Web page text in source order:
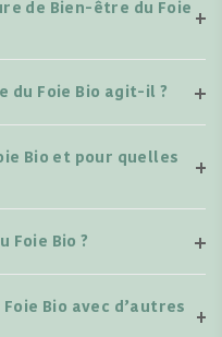
de Bien-être du Foie
du Foie Bio agit-il ?
Bio et pour quelles
Foie Bio ?
Bio avec d’autres